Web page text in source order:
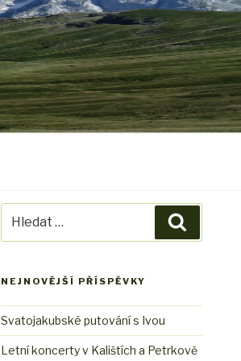
NEJNOVĚJŠÍ PŘÍSPĚVKY
Svatojakubské putování s Ivou
Letní koncerty v Kalištích a Petrkově